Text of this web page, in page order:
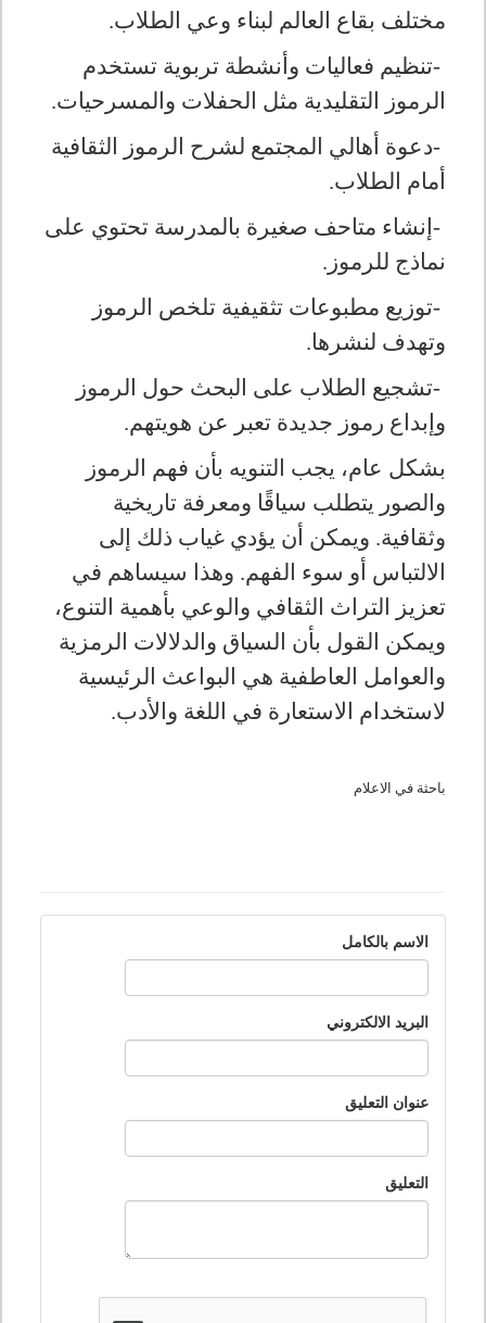
مختلف بقاع العالم لبناء وعي الطلاب.
-تنظيم فعاليات وأنشطة تربوية تستخدم
الرموز التقليدية مثل الحفلات والمسرحيات.
-دعوة أهالي المجتمع لشرح الرموز الثقافية
أمام الطلاب.
- إنشاء متاحف صغيرة بالمدرسة تحتوي على
نماذج للرموز .
-توزيع مطبوعات تثقيفية تلخص الرموز
وتهدف لنشرها.
-تشجيع الطلاب على البحث حول الرموز
وإبداع رموز جديدة تعبر عن هويتهم.
بشكل عام، يجب التنويه بأن فهم الرموز
والصور يتطلب سياقًا ومعرفة تاريخية
وثقافية. ويمكن أن يؤدي غياب ذلك إلى
الالتباس أو سوء الفهم. وهذا سيساهم في
تعزيز التراث الثقافي والوعي بأهمية التنوع،
ويمكن القول بأن السياق والدلالات الرمزية
والعوامل العاطفية هي البواعث الرئيسية
لاستخدام الاستعارة في اللغة والأدب.
باحثة في الاعلام
الاسم بالكامل
البريد الالكتروني
عنوان التعليق
التعليق